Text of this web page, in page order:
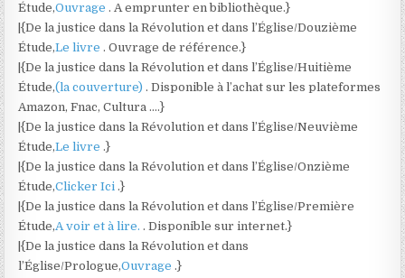
Étude,Ouvrage. A emprunter en bibliothèque.}
|{De la justice dans la Révolution et dans l’Église/Douzième
Étude,Le livre. Ouvrage de référence.}
|{De la justice dans la Révolution et dans l’Église/Huitième
Étude,(la couverture). Disponible à l’achat sur les plateformes
Amazon, Fnac, Cultura ….}
|{De la justice dans la Révolution et dans l’Église/Neuvième
Étude,Le livre.}
|{De la justice dans la Révolution et dans l’Église/Onzième
Étude,Clicker Ici.}
|{De la justice dans la Révolution et dans l’Église/Première
Étude,A voir et à lire.. Disponible sur internet.}
|{De la justice dans la Révolution et dans
l’Église/Prologue,Ouvrage.}